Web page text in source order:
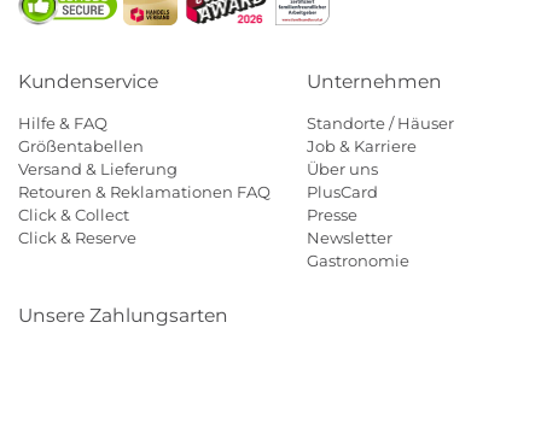
Kundenservice
Hilfe & FAQ
Größentabellen
Versand & Lieferung
Retouren & Reklamationen FAQ
Click & Collect
Click & Reserve
Unternehmen
Standorte / Häuser
Job & Karriere
Über uns
PlusCard
Presse
Newsletter
Gastronomie
Unsere Zahlungsarten